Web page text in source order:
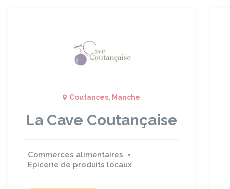
Coutances, Manche
La Cave Coutançaise
Commerces alimentaires
Epicerie de produits locaux